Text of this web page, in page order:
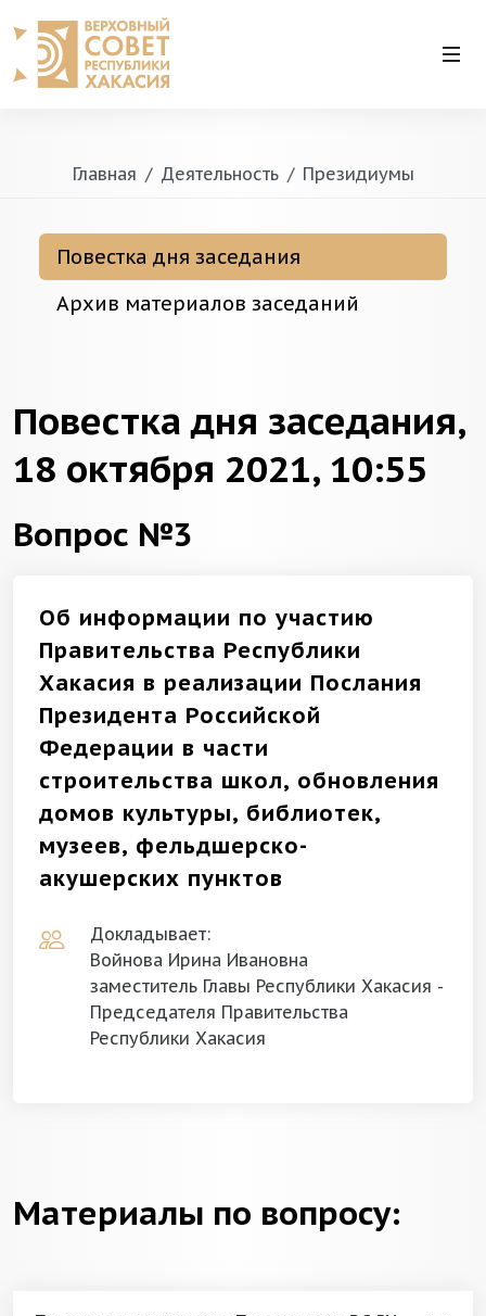
Главная Деятельность Президиумы
Повестка дня заседания
Архив материалов заседаний
Повестка дня заседания,
18 октября 2021, 10:55
Вопрос №3
Об информации по участию
Правительства Республики
Хакасия в реализации Послания
Президента Российской
Федерации в части
строительства школ, обновления
домов культуры, библиотек,
музеев, фельдшерско-
акушерских пунктов
Докладывает:
Войнова Ирина Ивановна
заместитель Главы Республики Хакасия -
Председателя Правительства
Республики Хакасия
Материалы по вопросу: